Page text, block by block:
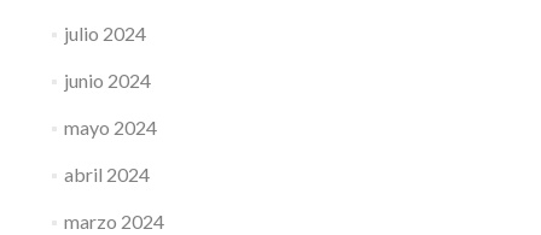
julio 2024
junio 2024
mayo 2024
abril 2024
marzo 2024